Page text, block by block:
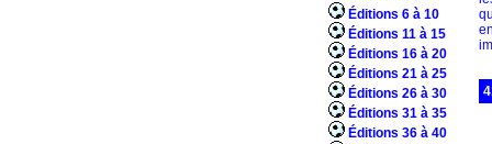
Éditions 6 à 10
Éditions 11 à 15
Éditions 16 à 20
Éditions 21 à 25
Éditions 26 à 30
Éditions 31 à 35
Éditions 36 à 40